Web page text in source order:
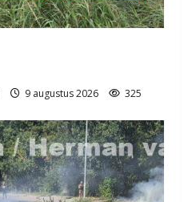
9 augustus 2026 325